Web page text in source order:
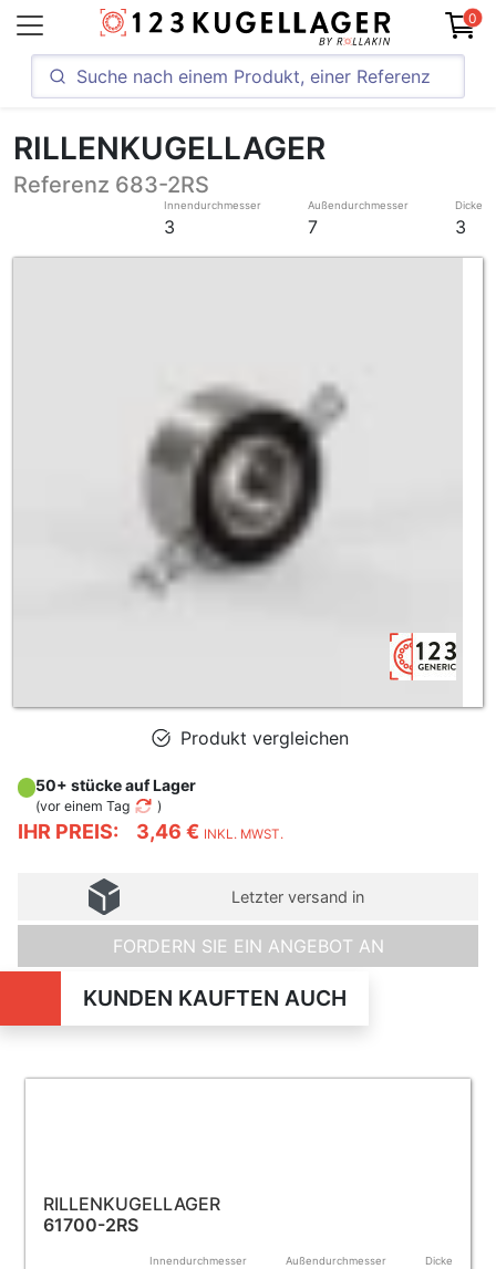
0
RILLENKUGELLAGER
Referenz 683-2RS
Innendurchmesser
3
Außendurchmesser
7
Dicke
3
Produkt vergleichen
IHR PREIS: 3,46 € INKL. MWST.
50+ stücke auf Lager
(vor einem Tag )
Letzter versand in
FORDERN SIE EIN ANGEBOT AN
KUNDEN KAUFTEN AUCH
RILLENKUGELLAGER
61700-2RS
Innendurchmesser Außendurchmesser Dicke